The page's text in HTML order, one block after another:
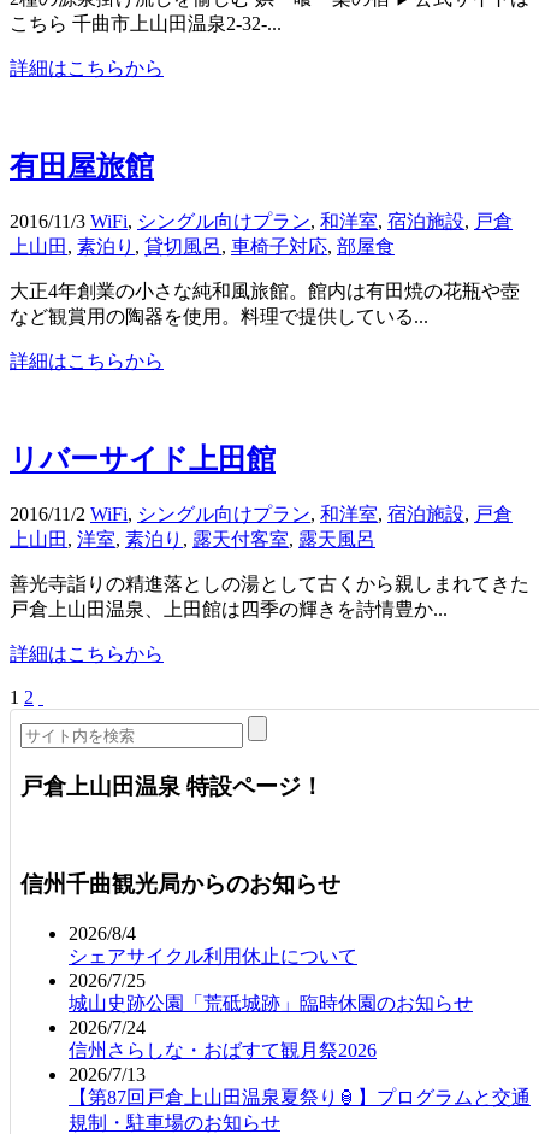
こちら 千曲市上山田温泉2-32-...
詳細はこちらから
有田屋旅館
2016/11/3 WiFi, シングル向けプラン, 和洋室, 宿泊施設, 戸倉
上山田 , 素泊り , 貸切風呂, 車椅子対応, 部屋食
大正4年創業の小さな純和風旅館。館内は有田焼の花瓶や壺
など観賞用の陶器を使用。料理で提供している...
詳細はこちらから
リバーサイド上田館
2016/11/2 WiFi, シングル向けプラン, 和洋室, 宿泊施設, 戸倉
上山田 , 洋室, 素泊り , 露天付客室, 露天風呂
善光寺詣りの精進落としの湯として古くから親しまれてきた
戸倉上山田温泉、上田館は四季の輝きを詩情豊か...
詳細はこちらから
1 2
戸倉上山田温泉 特設ページ！
信州千曲観光局からのお知らせ
2026/8/4
シェアサイクル利用休止について
2026/7/25
城山史跡公園「荒砥城跡」臨時休園のお知らせ
2026/7/24
信州さらしな・おばすて観月祭2026
2026/7/13
【第87回戸倉上山田温泉夏祭り🏮】プログラムと交通
規制・駐車場のお知らせ